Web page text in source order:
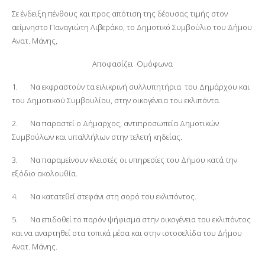
Σε ένδειξη πένθους και προς απότιση της δέουσας τιμής στον
αείμνηστο Παναγιώτη Λιβεράκο, το Δημοτικό Συμβούλιο του Δήμου
Ανατ. Μάνης,
Αποφασίζει Ομόφωνα
1. Να εκφραστούν τα ειλικρινή συλλυπητήρια του Δημάρχου και
του Δημοτικού Συμβουλίου, στην οικογένεια του εκλιπόντα.
2. Να παραστεί ο Δήμαρχος, αντιπροσωπεία Δημοτικών
Συμβούλων και υπαλλήλων στην τελετή κηδείας.
3. Να παραμείνουν κλειστές οι υπηρεσίες του Δήμου κατά την
εξόδιο ακολουθία.
4. Να κατατεθεί στεφάνι στη σορό του εκλιπόντος.
5. Να επιδοθεί το παρόν ψήφισμα στην οικογένεια του εκλιπόντος
και να αναρτηθεί στα τοπικά μέσα και στην ιστοσελίδα του Δήμου
Ανατ. Μάνης.